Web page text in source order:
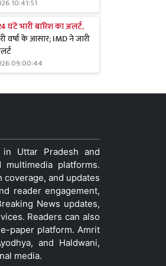
10:41:51
भारी बारिश का अलर्ट,
वर्षा के आसार; IMD ने जारी
09:00:44
Uttar Pradesh and
platforms.
and updates
reader engagement,
News updates,
Readers can also
paper platform. Amrit
and Haldwani,
media.